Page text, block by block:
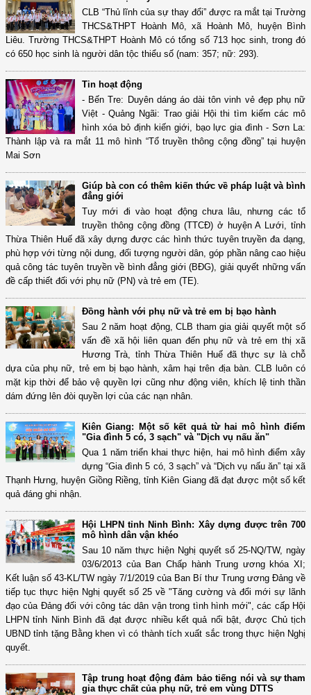
CLB “Thủ lĩnh của sự thay đổi” được ra mắt tại Trường
THCS&THPT Hoành Mô, xã Hoành Mô, huyện Bình
Liêu. Trường THCS&THPT Hoành Mô có tổng số 713 học sinh, trong đó
có 650 học sinh là người dân tộc thiểu số (nam: 357; nữ: 293).
Tin hoạt động
- Bến Tre: Duyên dáng áo dài tôn vinh vẻ đẹp phụ nữ
Việt - Quảng Ngãi: Trao giải Hội thi tìm kiếm các mô
hình xóa bỏ định kiến giới, bạo lực gia đình - Sơn La:
Thành lập và ra mắt 11 mô hình “Tổ truyền thông cộng đồng” tại huyện
Mai Sơn
Giúp bà con có thêm kiến thức về pháp luật và bình
đẳng giới
Tuy mới đi vào hoạt động chưa lâu, nhưng các tổ
truyền thông cộng đồng (TTCĐ) ở huyện A Lưới, tỉnh
Thừa Thiên Huế đã xây dựng được các hình thức tuyên truyền đa dạng,
phù hợp với từng nội dung, đối tượng người dân, góp phần nâng cao hiệu
quả công tác tuyên truyền về bình đẳng giới (BĐG), giải quyết những vấn
đề cấp thiết đối với phụ nữ (PN) và trẻ em (TE).
Đồng hành với phụ nữ và trẻ em bị bạo hành
Sau 2 năm hoạt động, CLB tham gia giải quyết một số
vấn đề xã hội liên quan đến phụ nữ và trẻ em thị xã
Hương Trà, tỉnh Thừa Thiên Huế đã thực sự là chỗ
dựa của phụ nữ, trẻ em bị bạo hành, xâm hại trên địa bàn. CLB luôn có
mặt kịp thời để bảo vệ quyền lợi cũng như động viên, khích lệ tinh thần
dám đứng lên đòi quyền lợi của các nạn nhân.
Kiên Giang: Một số kết quả từ hai mô hình điểm
"Gia đình 5 có, 3 sạch" và "Dịch vụ nấu ăn"
Qua 1 năm triển khai thực hiện, hai mô hình điểm xây
dựng “Gia đình 5 có, 3 sạch” và “Dịch vụ nấu ăn” tại xã
Thạnh Hưng, huyện Giồng Riềng, tỉnh Kiên Giang đã đạt được một số kết
quả đáng ghi nhận.
Hội LHPN tỉnh Ninh Bình: Xây dựng được trên 700
mô hình dân vận khéo
Sau 10 năm thực hiện Nghị quyết số 25-NQ/TW, ngày
03/6/2013 của Ban Chấp hành Trung ương khóa XI;
Kết luận số 43-KL/TW ngày 7/1/2019 của Ban Bí thư Trung ương Đảng về
tiếp tục thực hiện Nghị quyết số 25 về "Tăng cường và đổi mới sự lãnh
đạo của Đảng đối với công tác dân vận trong tình hình mới", các cấp Hội
LHPN tỉnh Ninh Bình đã đạt được nhiều kết quả nổi bật, được Chủ tịch
UBND tỉnh tặng Bằng khen vì có thành tích xuất sắc trong thực hiện Nghị
quyết.
Tập trung hoạt động đảm bảo tiếng nói và sự tham
gia thực chất của phụ nữ, trẻ em vùng DTTS